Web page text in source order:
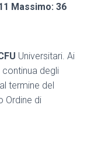
Massimo: 36
Universitari. Ai
degli
termine del
Ordine di